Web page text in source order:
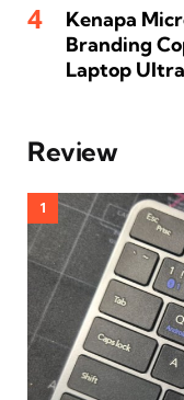
Kenapa
Branding
Laptop
Review